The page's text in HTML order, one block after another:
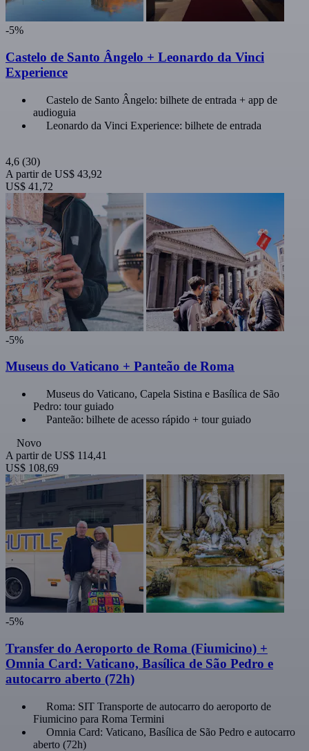
-5%
Castelo de Santo Ângelo + Leonardo da Vinci
Experience
Castelo de Santo Ângelo: bilhete de entrada + app de
audioguia
Leonardo da Vinci Experience: bilhete de entrada
4,6 (30)
A partir de US$ 43,92
US$ 41,72
-5%
Museus do Vaticano + Panteão de Roma
Museus do Vaticano, Capela Sistina e Basílica de São
Pedro: tour guiado
Panteão: bilhete de acesso rápido + tour guiado
Novo
A partir de US$ 114,41
US$ 108,69
-5%
Transfer do Aeroporto de Roma (Fiumicino) +
Omnia Card: Vaticano, Basílica de São Pedro e
autocarro aberto (72h)
Roma: SIT Transporte de autocarro do aeroporto de
Fiumicino para Roma Termini
Omnia Card: Vaticano, Basílica de São Pedro e autocarro
aberto (72h)